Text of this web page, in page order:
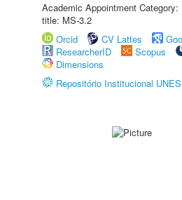
Academic Appointment
title: MS-3.2
Orcid
CV Lattes
ResearcherID
Scopus
Dimensions
Repositório Institucional